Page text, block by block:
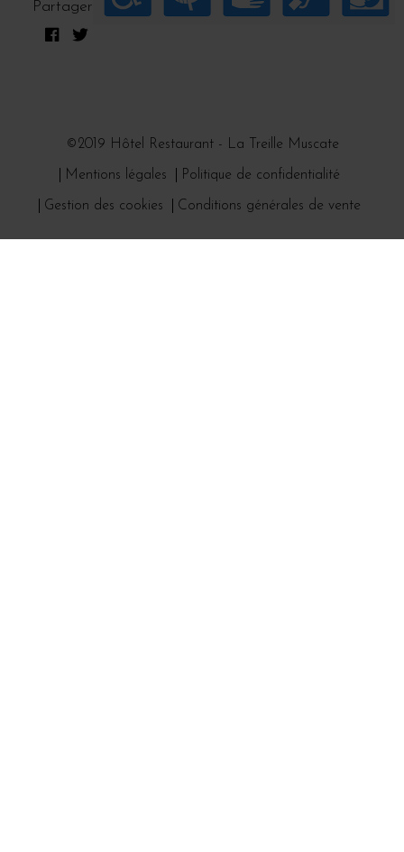
Partager
©2019 Hôtel Restaurant - La Treille Muscate
Mentions légales Politique de confidentialité
Gestion des cookies Conditions générales de vente